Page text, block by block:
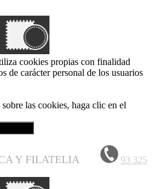
cookies propias con finalidad
de carácter personal de los usuarios
las cookies, haga clic en el
Y FILATELIA
93 325